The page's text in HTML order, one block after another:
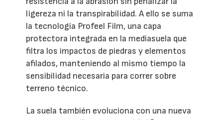
ligereza ni la transpirabilidad. A ello se suma
la tecnología Profeel Film, una capa
protectora integrada en la mediasuela que
filtra los impactos de piedras y elementos
afilados, manteniendo al mismo tiempo la
sensibilidad necesaria para correr sobre
terreno técnico.
La suela también evoluciona con una nueva